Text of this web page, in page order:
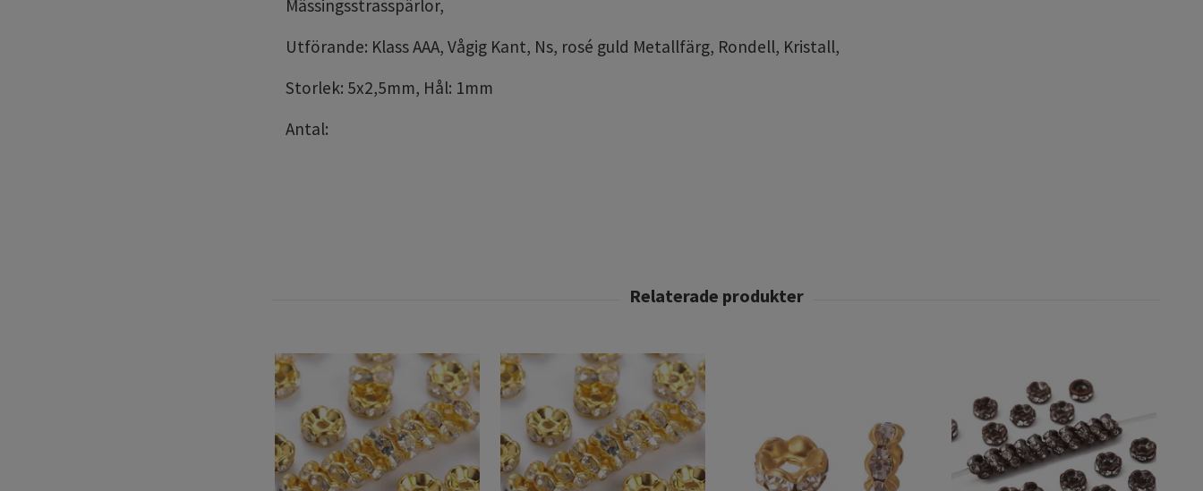
Mässingsstrasspärlor,
Utförande: Klass AAA, Vågig Kant, Ns, rosé guld Metallfärg, Rondell, Kristall,
Storlek: 5x2,5mm, Hål: 1mm
Antal: